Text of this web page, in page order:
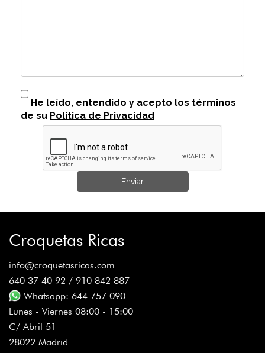
He leído, entendido y acepto los términos
de su Política de Privacidad
Enviar
Croquetas Ricas
info@croquetasricas.com
640 37 40 92 / 910 842 887
Whatsapp: 644 757 090
Lunes - Viernes 08:00 - 15:00
C/ Abril 51
28022 Madrid